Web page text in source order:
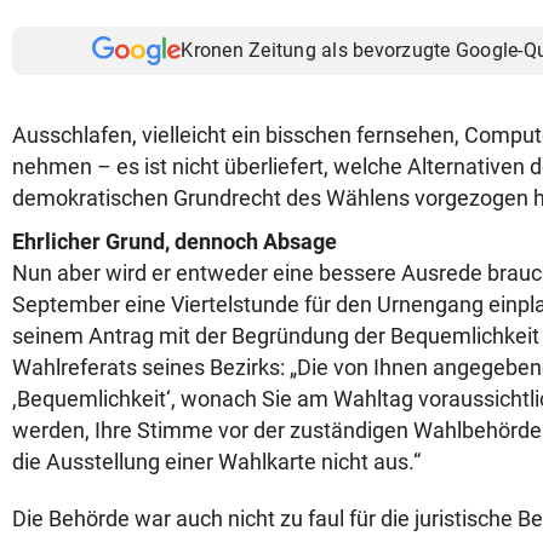
Kronen Zeitung als bevorzugte Google-
Ausschlafen, vielleicht ein bisschen fernsehen,
nehmen – es ist nicht überliefert, welche Alternativen
demokratischen Grundrecht des Wählens vorgezogen
Ehrlicher Grund, dennoch Absage
Nun aber wird er entweder eine bessere Ausrede
September eine Viertelstunde für den Urnengang
seinem Antrag mit der Begründung der
Wahlreferats seines Bezirks: „Die von Ihnen
,Bequemlichkeit‘, wonach Sie am Wahltag
werden, Ihre Stimme vor der zuständigen
die Ausstellung einer Wahlkarte nicht aus.“
Die Behörde war auch nicht zu faul für die juristische